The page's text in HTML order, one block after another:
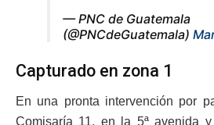
— PNC de Guatemala
(@PNCdeGuatemala)
Capturado en zona 1
En una pronta intervención por
Comisaría 11, en la 5ª avenida